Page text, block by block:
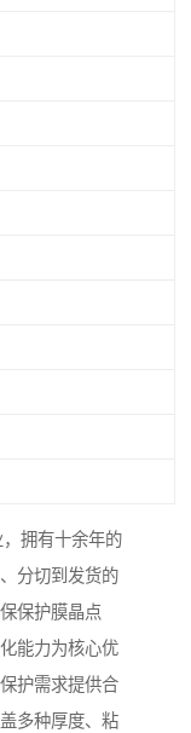
拥有十余年的
分切到发货的
保护膜晶点
能力为核心优
护需求提供合
多种厚度、粘